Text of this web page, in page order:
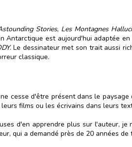
Stories, Les Montagnes
est aujourd'hui adaptée
. Le dessinateur met son trait aussi
classique.
cesse d'être présent dans le
films ou les écrivains dans leurs
d'en apprendre plus sur l'auteur,
qui a demandé près de 20 années de